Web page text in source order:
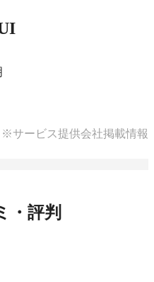
※サービス提供会社掲載情報
・評判